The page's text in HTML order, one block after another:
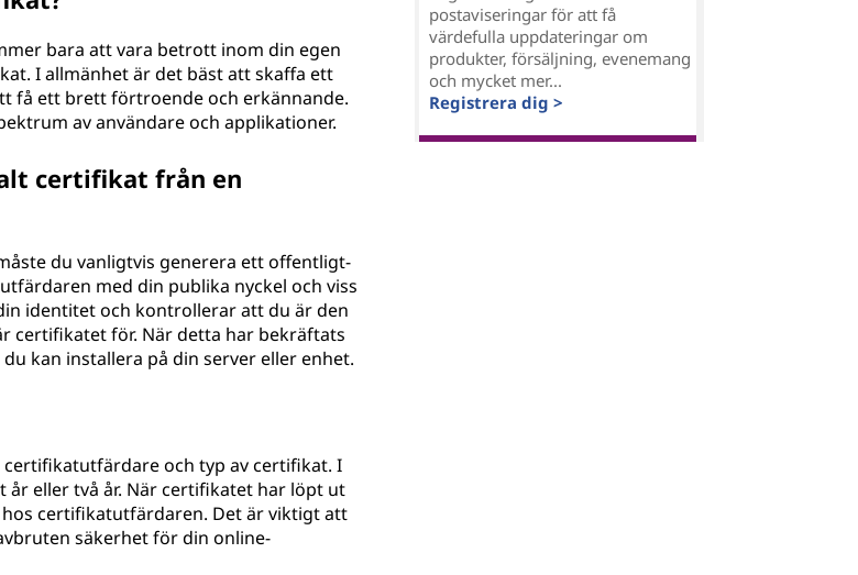
bara att vara betrott inom din egen
I allmänhet är det bäst att skaffa ett
få ett brett förtroende och erkännande.
av användare och applikationer.
certifikat från en
du vanligtvis generera ett offentligt-
med din publika nyckel och viss
identitet och kontrollerar att du är den
certifikatet för. När detta har bekräftats
kan installera på din server eller enhet.
och typ av certifikat. I
eller två år. När certifikatet har löpt ut
certifikatutfärdaren. Det är viktigt att
säkerhet för din online-
postaviseringar för att få
värdefulla uppdateringar om
produkter, försäljning, evenemang
och mycket mer...
Registrera dig >